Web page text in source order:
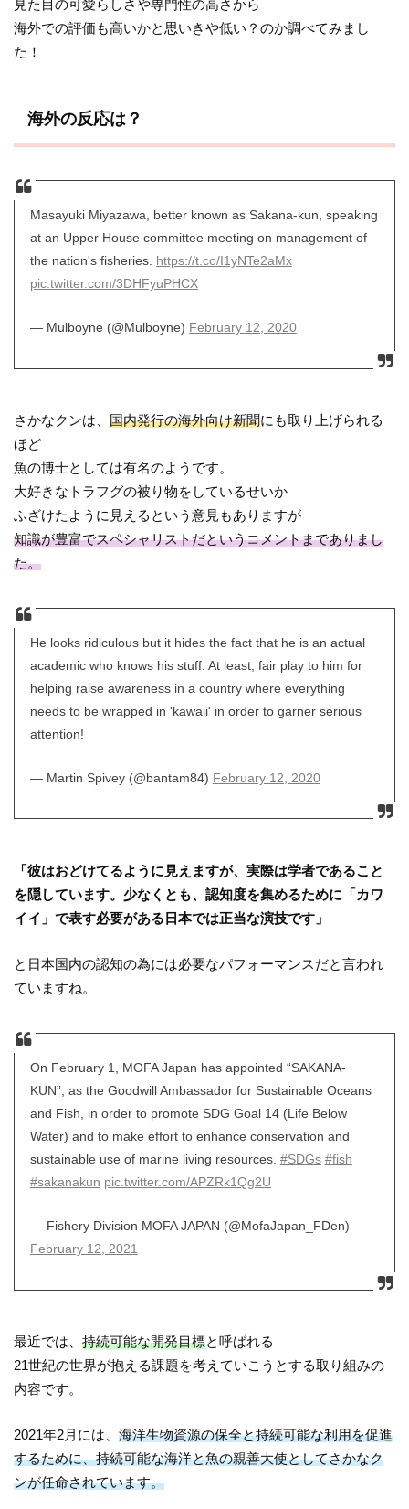
見た目の可愛らしさや専門性の高さから
海外での評価も高いかと思いきや低い？のか調べてみまし
た！
海外の反応は？
Masayuki Miyazawa, better known as Sakana-kun, speaking
at an Upper House committee meeting on management of
the nation's fisheries. https://t.co/I1yNTe2aMx
pic.twitter.com/3DHFyuPHCX
— Mulboyne (@Mulboyne) February 12, 2020
さかなクンは、国内発行の海外向け新聞にも取り上げられる
ほど
魚の博士としては有名のようです。
大好きなトラフグの被り物をしているせいか
ふざけたように見えるという意見もありますが
知識が豊富でスペシャリストだというコメントまでありまし
た。
He looks ridiculous but it hides the fact that he is an actual
academic who knows his stuff. At least, fair play to him for
helping raise awareness in a country where everything
needs to be wrapped in 'kawaii' in order to garner serious
attention!
— Martin Spivey (@bantam84) February 12, 2020
「彼はおどけてるように見えますが、実際は学者であること
を隠しています。少なくとも、認知度を集めるために「カワ
イイ」で表す必要がある日本では正当な演技です」
と日本国内の認知の為には必要なパフォーマンスだと言われ
ていますね。
On February 1, MOFA Japan has appointed “SAKANA-
KUN”, as the Goodwill Ambassador for Sustainable Oceans
and Fish, in order to promote SDG Goal 14 (Life Below
Water) and to make effort to enhance conservation and
sustainable use of marine living resources. #SDGs #fish
#sakanakun pic.twitter.com/APZRk1Qg2U
— Fishery Division MOFA JAPAN (@MofaJapan_FDen)
February 12, 2021
最近では、持続可能な開発目標と呼ばれる
21世紀の世界が抱える課題を考えていこうとする取り組みの
内容です。
2021年2月には、海洋生物資源の保全と持続可能な利用を促進
するために、持続可能な海洋と魚の親善大使としてさかなク
ンが任命されています。